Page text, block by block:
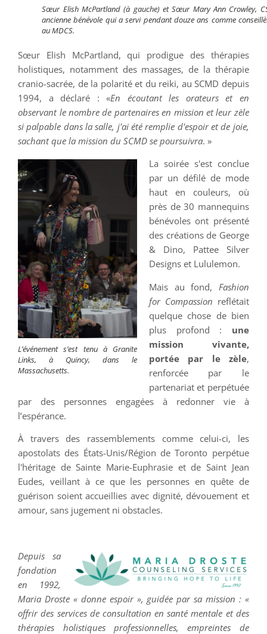
Sœur Elish McPartland (à gauche) et Sœur Mary Ann Crowley,
ancienne bénévole qui a servi pendant douze ans comme
au MDCS.
Sœur Elish McPartland, qui prodigue des thérapies
holistiques, notamment des massages, de la thérapie
cranio-sacrée, de la polarité et du reiki, au SCMD depuis
1994, a déclaré : «En écoutant les orateurs et en
observant le nombre de partenaires en mission et leur zèle
si palpable dans la salle, j'ai été remplie d'espoir et de joie,
sachant que la mission du SCMD se poursuivra. »
L’événement s’est tenu à Granite
Links, à Quincy, dans le
Massachusetts.
La soirée s'est conclue
par un défilé de mode
haut en couleurs, où
près de 30 mannequins
bénévoles ont présenté
des créations de George
& Dino, Pattee Silver
Designs et Lululemon.
Mais au fond, Fashion
for Compassion reflétait
quelque chose de bien
plus profond : une
mission vivante,
portée par le zèle,
renforcée par le
partenariat et perpétuée
par des personnes engagées à redonner vie à
l’espérance.
À travers des rassemblements comme celui-ci, les
apostolats des États-Unis/Région de Toronto perpétue
l'héritage de Sainte Marie-Euphrasie et de Saint Jean
Eudes, veillant à ce que les personnes en quête de
guérison soient accueillies avec dignité, dévouement et
amour, sans jugement ni obstacles.
Depuis sa
fondation
en 1992,
Maria Droste « donne espoir », guidée par sa mission : «
offrir des services de consultation en santé mentale et des
thérapies holistiques professionnelles, empreintes de